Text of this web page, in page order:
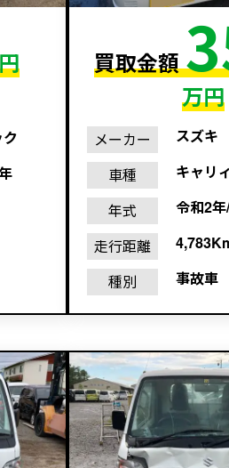
買取金額
万円
メーカー
スズキ
車種
キャリ
年式
令和2
走行距離
種別
事故車